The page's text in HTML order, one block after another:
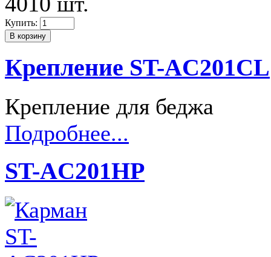
Купить:
Крепление ST-AC201CL
Крепление для беджа
Подробнее...
ST-AC201HP